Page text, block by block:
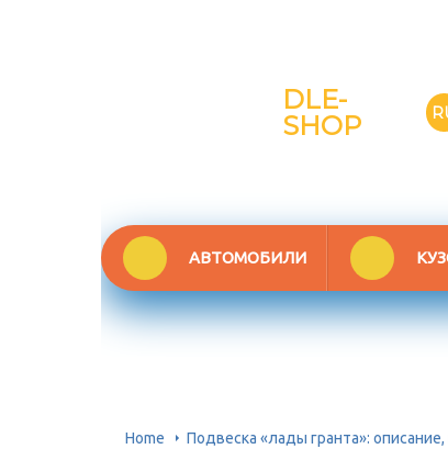
DLE-
SHOP
АВТОМОБИЛИ
Home Подвеска «лады гранта»: